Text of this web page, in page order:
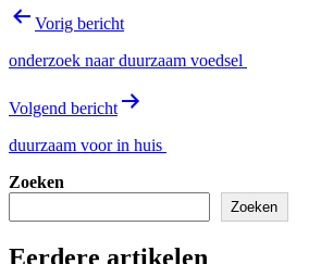
Bericht
Vorig bericht
onderzoek naar duurzaam voedsel
Volgend bericht
duurzaam voor in huis
Zoeken
Zoeken
Eerdere artikelen